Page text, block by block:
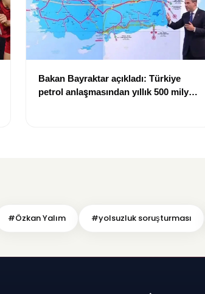
Bakan Bayraktar açıkladı: Türkiye
petrol anlaşmasından yıllık 500 milyon
#Özkan Yalım #yolsuzluk soruşturması